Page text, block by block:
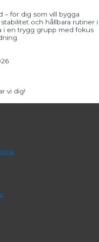
– för dig som vill bygga
och hållbara rutiner i
i en trygg grupp med fokus
vi dig!​